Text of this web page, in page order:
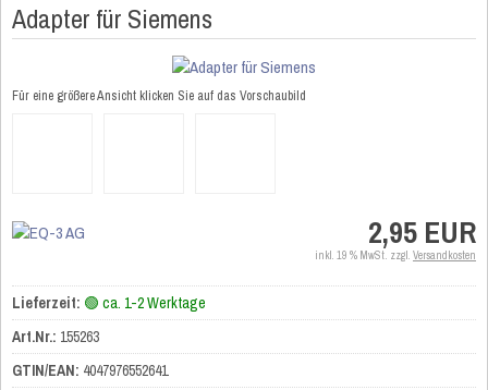
Adapter für Siemens
Für eine größere Ansicht klicken Sie auf das Vorschaubild
2,95 EUR
inkl. 19 % MwSt. zzgl. Versandkosten
Lieferzeit: 🟢 ca. 1-2 Werktage
Art.Nr.: 155263
GTIN/EAN: 4047976552641